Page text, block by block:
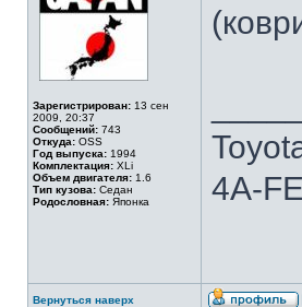
Зарегистрирован: 13 сен
2009, 20:37
Сообщений: 743
Откуда: OSS
Год выпуска: 1994
Комплектация: XLi
Объем двигателя: 1.6
Тип кузова: Седан
Родословная: Японка
4A-
Вернуться наверх